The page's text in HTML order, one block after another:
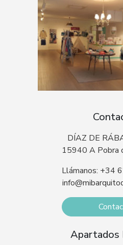
DÍAZ DE
15940 A Pobra
Llámanos: +34
Apartados